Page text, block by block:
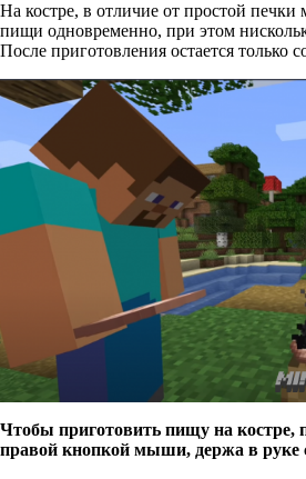
На костре, в отличие от простой печки
пищи одновременно, при этом
После приготовления остается только
Чтобы приготовить пищу на костре,
правой кнопкой мыши, держа в